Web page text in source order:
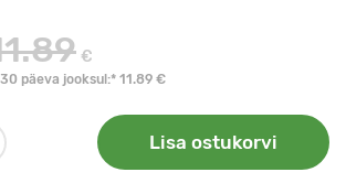
€
päeva jooksul:* 11.89 €
Lisa ostukorvi